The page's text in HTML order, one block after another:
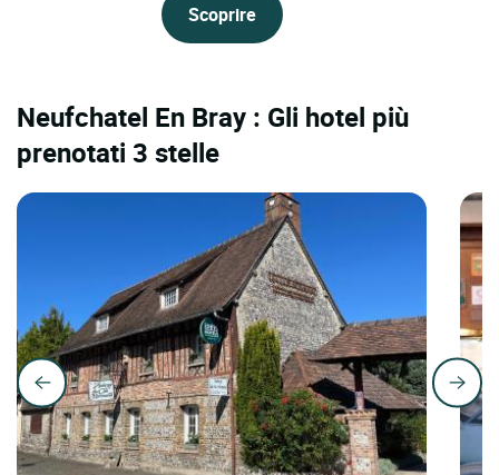
Scoprire
Neufchatel En Bray : Gli hotel più
prenotati 3 stelle